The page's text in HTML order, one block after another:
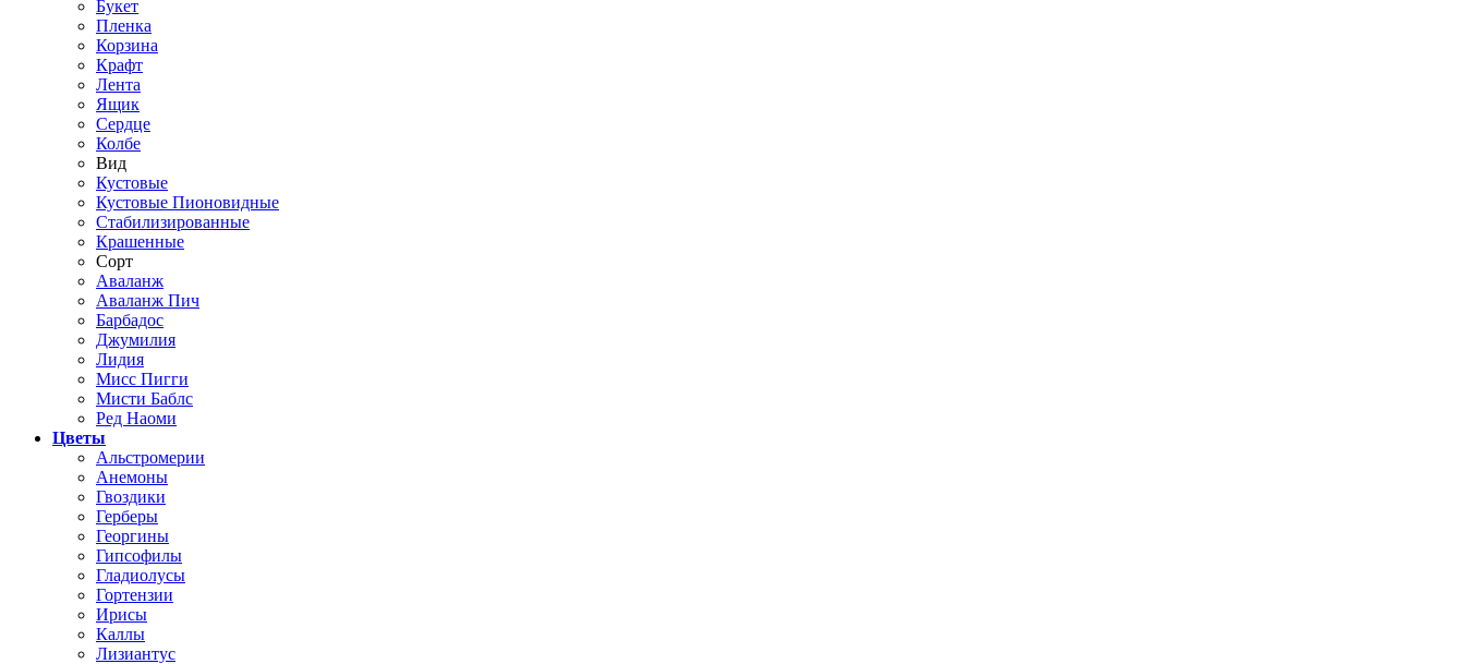
Букет
Пленка
Корзина
Крафт
Лента
Ящик
Сердце
Колбе
Вид
Кустовые
Кустовые Пионовидные
Стабилизированные
Крашенные
Сорт
Аваланж
Аваланж Пич
Барбадос
Джумилия
Лидия
Мисс Пигги
Мисти Баблс
Ред Наоми
Цветы
Альстромерии
Анемоны
Гвоздики
Герберы
Георгины
Гипсофилы
Гладиолусы
Гортензии
Ирисы
Каллы
Лизиантус